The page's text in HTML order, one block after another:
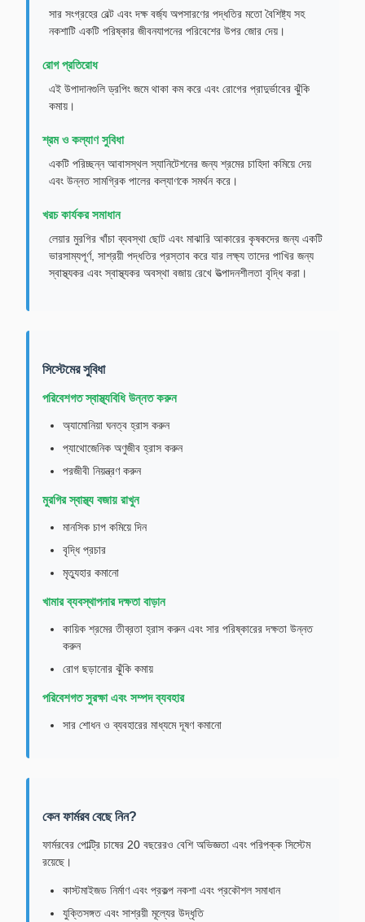
সার সংগ্রহের বেল্ট এবং দক্ষ বর্জ্য অপসারণের পদ্ধতির মতো বৈশিষ্ট্য সহ
নকশাটি একটি পরিষ্কার জীবনযাপনের পরিবেশের উপর জোর দেয়।
রোগ প্রতিরোধ
এই উপাদানগুলি ড্রপিং জমে থাকা কম করে এবং রোগের প্রাদুর্ভাবের ঝুঁকি
কমায়।
শ্রম ও কল্যাণ সুবিধা
একটি পরিচ্ছন্ন আবাসস্থল স্যানিটেশনের জন্য শ্রমের চাহিদা কমিয়ে দেয়
এবং উন্নত সামগ্রিক পালের কল্যাণকে সমর্থন করে।
খরচ কার্যকর সমাধান
লেয়ার মুরগির খাঁচা ব্যবস্থা ছোট এবং মাঝারি আকারের কৃষকদের জন্য একটি
ভারসাম্যপূর্ণ, সাশ্রয়ী পদ্ধতির প্রস্তাব করে যার লক্ষ্য তাদের পাখির জন্য
স্বাস্থ্যকর এবং স্বাস্থ্যকর অবস্থা বজায় রেখে উত্পাদনশীলতা বৃদ্ধি করা।
সিস্টেমের সুবিধা
পরিবেশগত স্বাস্থ্যবিধি উন্নত করুন
অ্যামোনিয়া ঘনত্ব হ্রাস করুন
প্যাথোজেনিক অণুজীব হ্রাস করুন
পরজীবী নিয়ন্ত্রণ করুন
মুরগির স্বাস্থ্য বজায় রাখুন
মানসিক চাপ কমিয়ে দিন
বৃদ্ধি প্রচার
মৃত্যুহার কমানো
খামার ব্যবস্থাপনার দক্ষতা বাড়ান
কায়িক শ্রমের তীব্রতা হ্রাস করুন এবং সার পরিষ্কারের দক্ষতা উন্নত
করুন
রোগ ছড়ানোর ঝুঁকি কমায়
পরিবেশগত সুরক্ষা এবং সম্পদ ব্যবহার
সার শোধন ও ব্যবহারের মাধ্যমে দূষণ কমানো
কেন ফার্মরব বেছে নিন?
ফার্মরবের পোল্ট্রি চাষের 20 বছরেরও বেশি অভিজ্ঞতা এবং পরিপক্ক সিস্টেম
রয়েছে।
কাস্টমাইজড নির্মাণ এবং প্রকল্প নকশা এবং প্রকৌশল সমাধান
যুক্তিসঙ্গত এবং সাশ্রয়ী মূল্যের উদ্ধৃতি